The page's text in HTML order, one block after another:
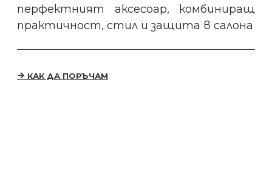
перфектният аксесоар, комбиниращ
практичност, стил и защита в салона
КАК ДА ПОРЪЧАМ